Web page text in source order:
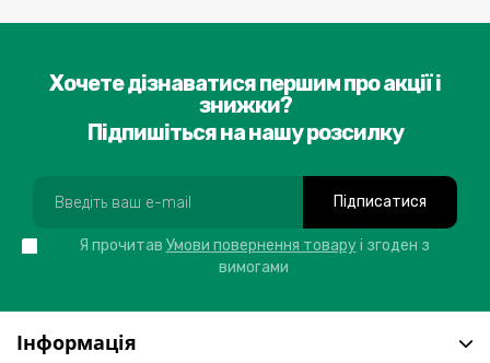
Хочете дізнаватися першим про акції і
знижки?
Підпишіться на нашу розсилку
Підписатися
Я прочитав Умови повернення товару і згоден з
вимогами
Інформація